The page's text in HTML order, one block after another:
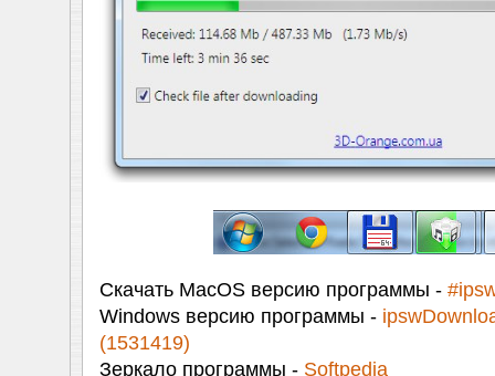
Скачать MacOS версию программы -
Windows версию программы -
(1531419)
Зеркало программы - Softpedia